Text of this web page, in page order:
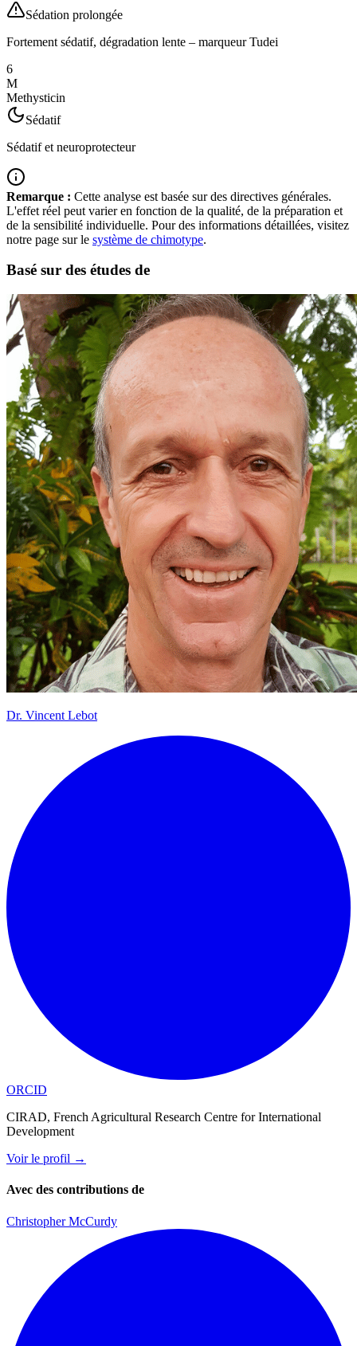
Sédation prolongée
Fortement sédatif, dégradation lente – marqueur Tudei
6
M
Methysticin
Sédatif
Sédatif et neuroprotecteur
Remarque : Cette analyse est basée sur des directives générales.
L'effet réel peut varier en fonction de la qualité, de la préparation et
de la sensibilité individuelle. Pour des informations détaillées, visitez
notre page sur le système de chimotype.
Basé sur des études de
Dr. Vincent Lebot
ORCID
CIRAD, French Agricultural Research Centre for International
Development
Voir le profil →
Avec des contributions de
Christopher McCurdy